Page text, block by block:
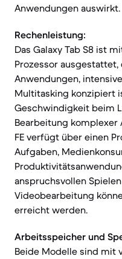
Anwendungen auswirkt.
Rechenleistung:
Das Galaxy Tab S8 ist
Prozessor
Anwendungen,
Multitasking konzipiert
Geschwindigkeit beim
Bearbeitung komplexer
FE verfügt über einen
Aufgaben,
anspruchsvollen
Videobearbeitung
erreicht werden.
Arbeitsspeicher und
Beide Modelle sind mit